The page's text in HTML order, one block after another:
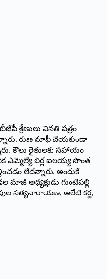
శ్రేణులు వినతి పత్రం
రుణ మాఫీ చేయకుండా
కౌలు రైతులకు సహాయం
ఎమ్మెల్యే బీర్ల ఐలయ్య సొంత
లేదన్నారు. అందుకే
అధ్యక్షుడు గుంటిపల్లి
సత్యనారాయణ, ఆలేటి కర్ణ,